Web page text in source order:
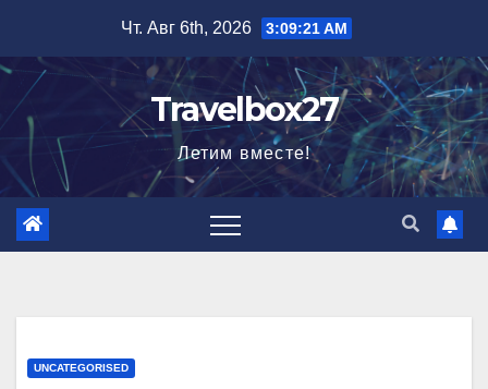
содержимому
Чт. Авг 6th, 2026 3:09:22 AM
Travelbox27
Летим вместе!
UNCATEGORISED